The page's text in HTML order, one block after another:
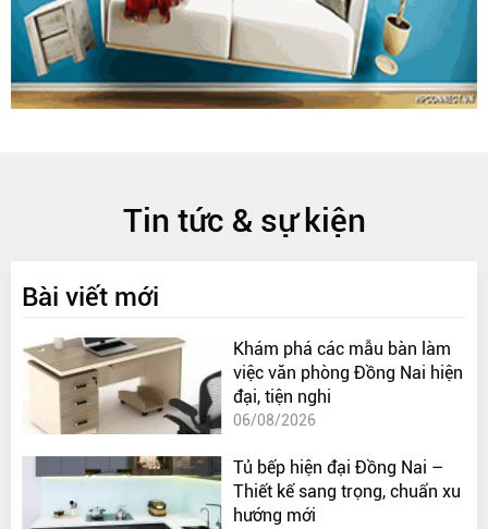
Tin tức & sự kiện
Bài viết mới
Khám phá các mẫu bàn làm
việc văn phòng Đồng Nai hiện
đại, tiện nghi
06/08/2026
Tủ bếp hiện đại Đồng Nai –
Thiết kế sang trọng, chuẩn xu
hướng mới